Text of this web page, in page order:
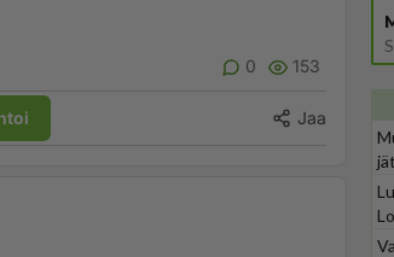
0 153
Jaa